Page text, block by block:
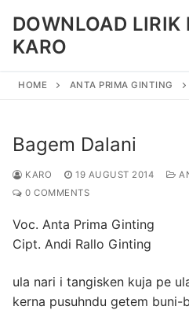
content
DOWNLOAD LIRIK
KARO
HOME ANTA PRIMA GINTING
Bagem Dalani
KARO 19 AUGUST 2014
0 COMMENTS
Voc. Anta Prima Ginting
Cipt. Andi Rallo Ginting
ula nari i tangisken kuja pe
kerna pusuhndu getem buni-